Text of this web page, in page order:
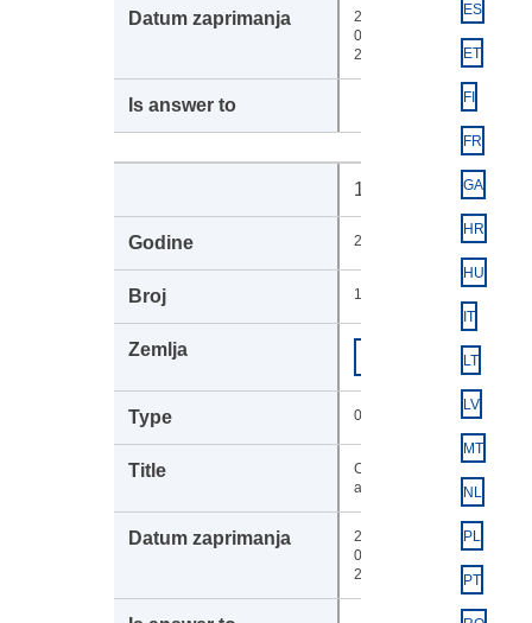
27-
05-
2024
108275
2024
1371
Europska
037
Competitiveness
analysis
27-
05-
2024
ES
ET
FI
FR
GA
HR
HU
IT
LT
LV
MT
NL
PL
PT